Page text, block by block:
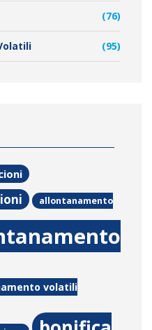
(76)
(95)
allontanamento
volatili